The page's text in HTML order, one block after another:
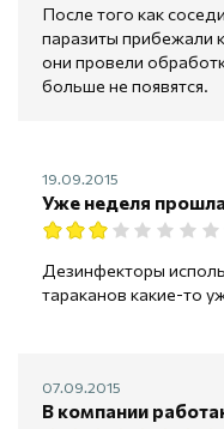
После того как
паразиты прибежали
они провели
больше не появятся.
19.09.2015
Уже неделя
Дезинфекторы
тараканов какие-то
07.09.2015
В компании